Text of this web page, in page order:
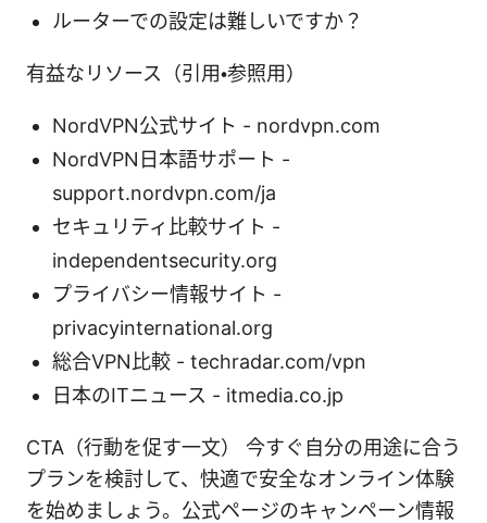
ルーターでの設定は難しいですか？
有益なリソース（引用・参照用）
NordVPN公式サイト - nordvpn.com
NordVPN日本語サポート -
support.nordvpn.com/ja
セキュリティ比較サイト -
independentsecurity.org
プライバシー情報サイト -
privacyinternational.org
総合VPN比較 - techradar.com/vpn
日本のITニュース - itmedia.co.jp
CTA（行動を促す一文） 今すぐ自分の用途に合う
プランを検討して、快適で安全なオンライン体験
を始めましょう。公式ページのキャンペーン情報